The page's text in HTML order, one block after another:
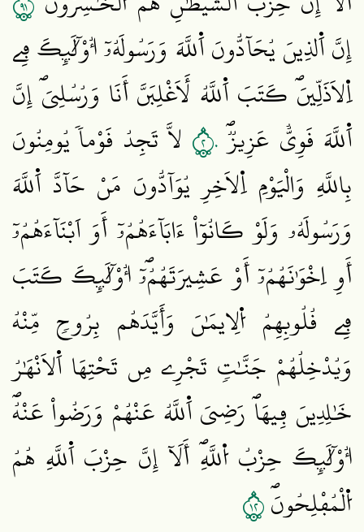
إِنَّ اَ۬لذِينَ يُحَآدُّونَ اَ۬للَّهَ وَرَسُولَهُۥٓ أُوْلَٰٓئِكَ فِے
اِ۬لَاذَلِّينَۖ كَتَبَ اَ۬للَّهُ لَأَغْلِبَنَّ أَنَا وَرُسُلِيَۖ إِنَّ
اَ۬للَّهَ قَوِيٌّ عَزِيزٞۖ٢٠ لَّا تَجِدُ قَوْماٗ يُومِنُونَ
بِاللَّهِ وَالْيَوْمِ اِ۬لَاخِرِ يُوَآدُّونَ مَنْ حَآدَّ اَ۬للَّهَ
وَرَسُولَهُۥ وَلَوْ كَانُوٓاْ ءَابَآءَهُمُۥٓ أَوَ اَبْنَآءَهُمُۥٓ
أَوِ اِخْوَٰنَهُمُۥٓ أَوْ عَشِيرَتَهُمُۥٓۖ أُوْلَٰٓئِكَ كَتَبَ
فِے قُلُوبِهِمُ اُ۬لِايمَٰنَ وَأَيَّدَهُم بِرُوحٖ مِّنْهُ
وَيُدْخِلُهُمْ جَنَّٰتٖ تَجْرِے مِن تَحْتِهَا اَ۬لَانْهَٰرُ
خَٰلِدِينَ فِيهَاۖ رَضِيَ اَ۬للَّهُ عَنْهُمْ وَرَضُواْ عَنْهُۖ
أُوْلَٰٓئِكَ حِزْبُ اُ۬للَّهِۖ أَلَآ إِنَّ حِزْبَ اَ۬للَّهِ هُمُ
اُ۬لْمُفْلِحُونَۖ٢١